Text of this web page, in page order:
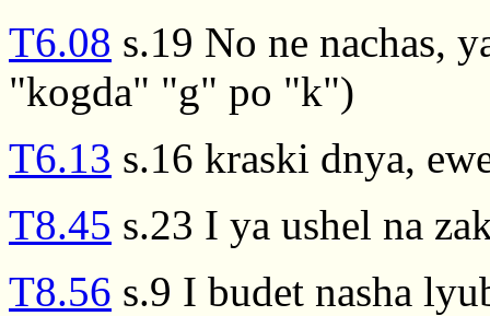
T6.08 s.19 No ne nachas,
"kogda" "g" po "k")
T6.13 s.16 kraski dnya,
T8.45 s.23 I ya ushel na
T8.56 s.9 I budet nasha